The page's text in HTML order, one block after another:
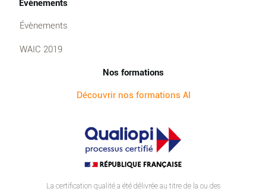
Évènements
Évènements
WAIC 2019
Nos formations
Découvrir nos formations AI
La certification qualité a été délivrée au titre de la ou des